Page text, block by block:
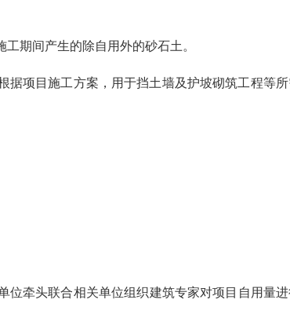
期间产生的除自用外的砂石土。
据项目施工方案，用于挡土墙及护坡砌筑工程等
牵头联合相关单位组织建筑专家对项目自用量